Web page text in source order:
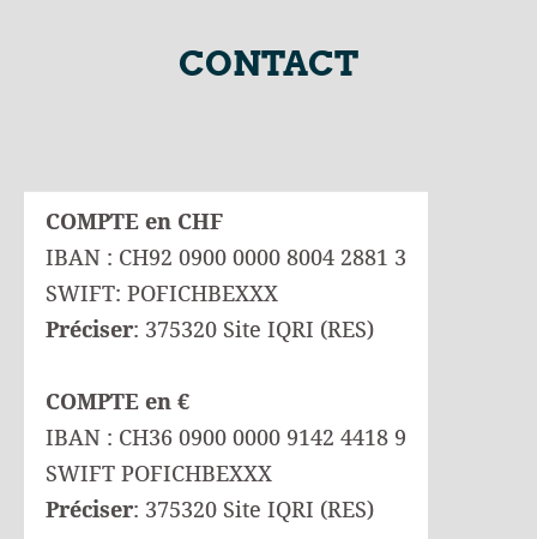
CONTACT
COMPTE en CHF
IBAN : CH92 0900 0000 8004 2881 3
SWIFT: POFICHBEXXX
Préciser: 375320 Site IQRI (RES)
COMPTE en €
IBAN : CH36 0900 0000 9142 4418 9
SWIFT POFICHBEXXX
Préciser: 375320 Site IQRI (RES)